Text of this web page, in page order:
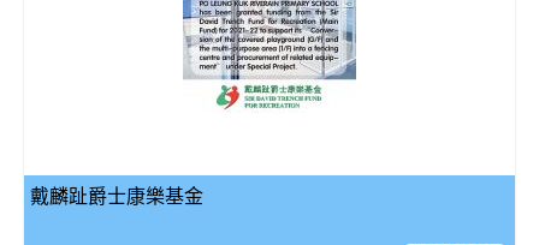
戴麟趾爵士康樂基金